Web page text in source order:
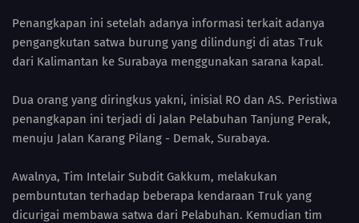
Penangkapan ini setelah adanya informasi terkait adanya
pengangkutan satwa burung yang dilindungi di atas Truk
dari Kalimantan ke Surabaya menggunakan sarana kapal.
Dua orang yang diringkus yakni, inisial RO dan AS. Peristiwa
penangkapan ini terjadi di Jalan Pelabuhan Tanjung Perak,
menuju Jalan Karang Pilang - Demak, Surabaya.
Awalnya, Tim Intelair Subdit Gakkum, melakukan
pembuntutan terhadap beberapa kendaraan Truk yang
dicurigai membawa satwa dari Pelabuhan. Kemudian tim